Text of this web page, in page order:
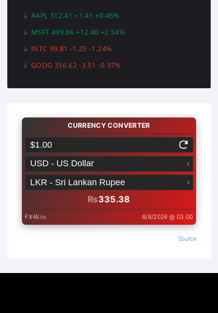
AAPL 312.41 +1.41 +0.45%
MSFT 499.86 +12.40 +2.54%
INTC 99.81 -1.25 -1.24%
GOOG 356.62 -3.51 -0.97%
Source